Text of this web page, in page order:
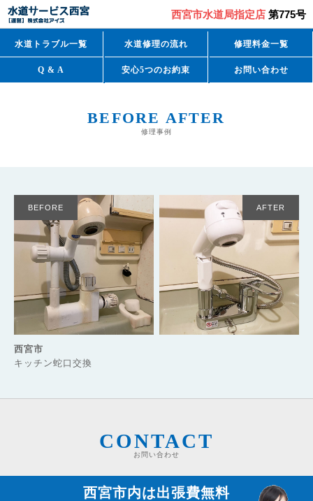
西宮市水道局指定店 第775号
水道トラブル一覧 水道修理の流れ 修理料金一覧
Q & A 安心5つのお約束 お問い合わせ
BEFORE AFTER
修理事例
西宮市
キッチン蛇口交換
BEFORE AFTER
CONTACT
お問い合わせ
西宮市内は出張費無料